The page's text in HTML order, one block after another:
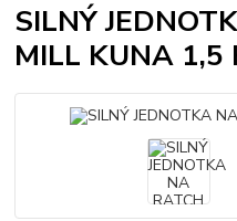
SILNÝ
MILL KUNA 1,5